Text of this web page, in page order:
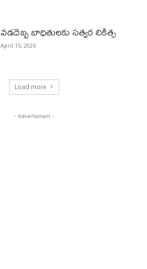
వడదెబ్బ బాధితులకు సత్వర చికిత్స
April 15, 2026
Load more
- Advertisment -